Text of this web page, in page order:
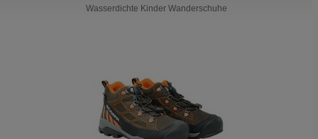
Wasserdichte Kinder Wanderschuhe